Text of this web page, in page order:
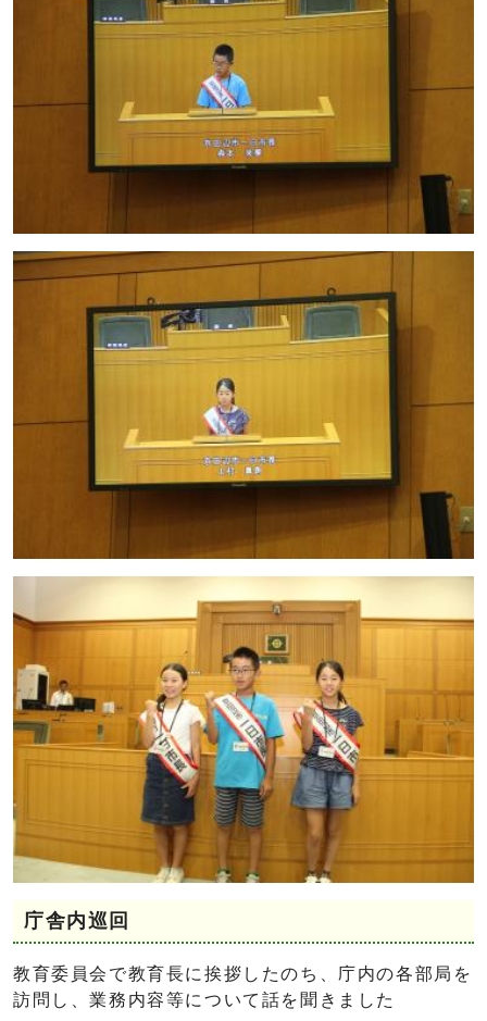
庁舎内巡回
教育委員会で教育長に挨拶したのち、庁内の各部局を
訪問し、業務内容等について話を聞きました